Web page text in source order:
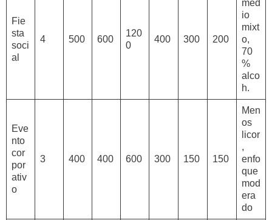
Fie
sta
soci
al
4 500 600
120
0
400 300 200
med
io
mixt
o,
70
%
alco
h.
Eve
nto
cor
por
ativ
o
3 400 400 600 300 150 150
Men
os
licor
,
enfo
que
mod
era
do